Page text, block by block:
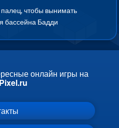
чтобы вынимать
бассейна Бадди
онлайн игры на